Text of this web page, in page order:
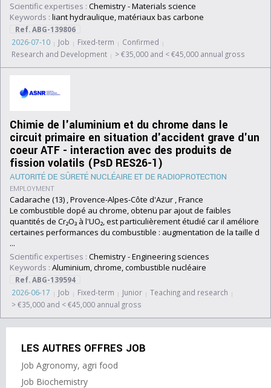
Scientific expertises : Chemistry-Materials science
Keywords : liant hydraulique, matériaux bas carbone
Ref. ABG-139806
2026-07-10
Job Fixed-term
Confirmed
Research and Development
> €35,000 and < €45,000 annual gross
Chimie de l'aluminium et du chrome dans le
circuit primaire en situation d'accident grave d'un
coeur ATF - interaction avec des produits de
fission volatils (PsD RES26-1)
AUTORITÉ DE SÛRETÉ NUCLÉAIRE ET DE RADIOPROTECTION
EMPLOYMENT
Cadarache (13) , Provence-Alpes-Côte d'Azur , France
Le combustible dopé au chrome, obtenu par ajout de faibles
quantités de Cr₂O₃ à l'UO₂, est particulièrement étudié car il améliore
certaines performances du combustible : augmentation de la taille d
...
Scientific expertises : Chemistry-Engineering sciences
Keywords : Aluminium, chrome, combustible nucléaire
Ref. ABG-139594
2026-06-17
Job Fixed-term Junior
Teaching and research
> €35,000 and < €45,000 annual gross
LES AUTRES OFFRES JOB
Job Agronomy, agri food
Job Biochemistry